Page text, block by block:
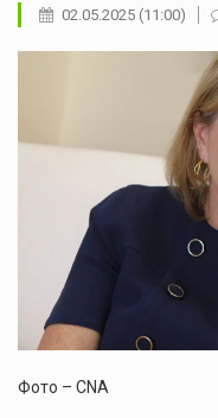
02.05.2025 (11:00)
Фото – CNA